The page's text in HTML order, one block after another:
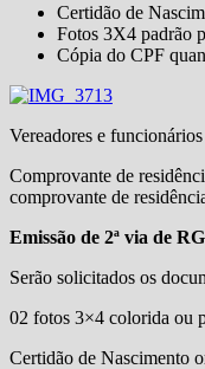
Certidão de
Fotos 3X4 padrão
Cópia do CPF
Vereadores e
Comprovante de
comprovante de
Emissão de 2ª via de RG
Serão solicitados os
02 fotos 3×4 colorida ou
Certidão de Nascimento